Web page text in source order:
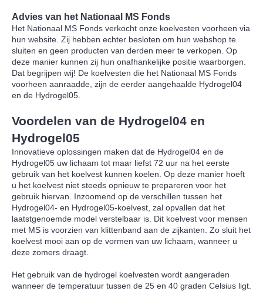
Advies van het Nationaal MS Fonds
Het Nationaal MS Fonds verkocht onze koelvesten voorheen via
hun website. Zij hebben echter besloten om hun webshop te
sluiten en geen producten van derden meer te verkopen. Op
deze manier kunnen zij hun onafhankelijke positie waarborgen.
Dat begrijpen wij! De koelvesten die het Nationaal MS Fonds
voorheen aanraadde, zijn de eerder aangehaalde Hydrogel04
en de Hydrogel05.
Voordelen van de Hydrogel04 en
Hydrogel05
Innovatieve oplossingen maken dat de Hydrogel04 en de
Hydrogel05 uw lichaam tot maar liefst 72 uur na het eerste
gebruik van het koelvest kunnen koelen. Op deze manier hoeft
u het koelvest niet steeds opnieuw te prepareren voor het
gebruik hiervan. Inzoomend op de verschillen tussen het
Hydrogel04- en Hydrogel05-koelvest, zal opvallen dat het
laatstgenoemde model verstelbaar is. Dit koelvest voor mensen
met MS is voorzien van klittenband aan de zijkanten. Zo sluit het
koelvest mooi aan op de vormen van uw lichaam, wanneer u
deze zomers draagt.
Het gebruik van de hydrogel koelvesten wordt aangeraden
wanneer de temperatuur tussen de 25 en 40 graden Celsius ligt.